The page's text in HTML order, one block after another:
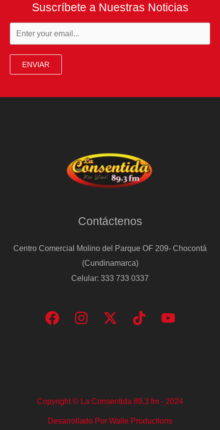
Suscríbete a Nuestras Noticias
ENVIAR
Contáctenos
Centro Comercial Molino del Parque OF 209- Chocontá
(Cundinamarca)
Celular: 333 733 0337
Copyright © La Consentida 89.3 fm - 2024
Desarrollado Por Walle Productions